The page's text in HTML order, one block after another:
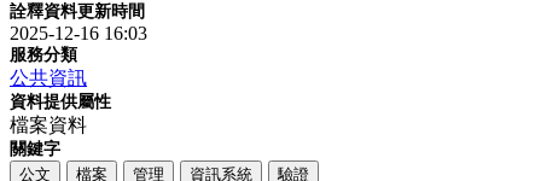
詮釋資料更新時間
2025-12-16 16:03
服務分類
公共資訊
資料提供屬性
檔案資料
關鍵字
公文
檔案 管理 資訊系統
驗證